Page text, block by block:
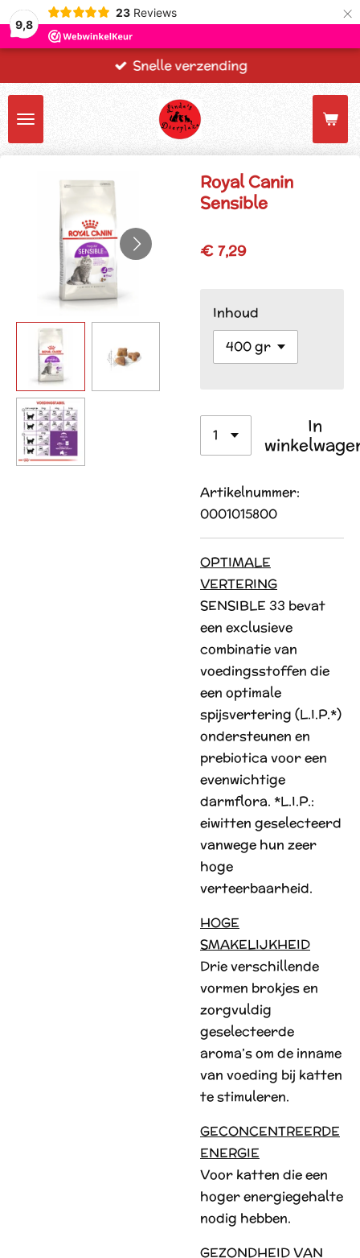
9,8
23 Reviews ×
Snelle verzending
Royal Canin
Sensible
€ 7,29
Inhoud
In
Artikelnummer:
0001015800
OPTIMALE
VERTERING
SENSIBLE 33 bevat
een exclusieve
combinatie van
voedingsstoffen die
een optimale
spijsvertering (L.I.P.*)
ondersteunen en
prebiotica voor een
evenwichtige
darmflora. *L.I.P.:
eiwitten geselecteerd
vanwege hun zeer
hoge
verteerbaarheid.
HOGE
SMAKELIJKHEID
Drie verschillende
vormen brokjes en
zorgvuldig
geselecteerde
aroma’s om de inname
van voeding bij katten
te stimuleren.
GECONCENTREERDE
ENERGIE
Voor katten die een
hoger energiegehalte
nodig hebben.
GEZONDHEID VAN